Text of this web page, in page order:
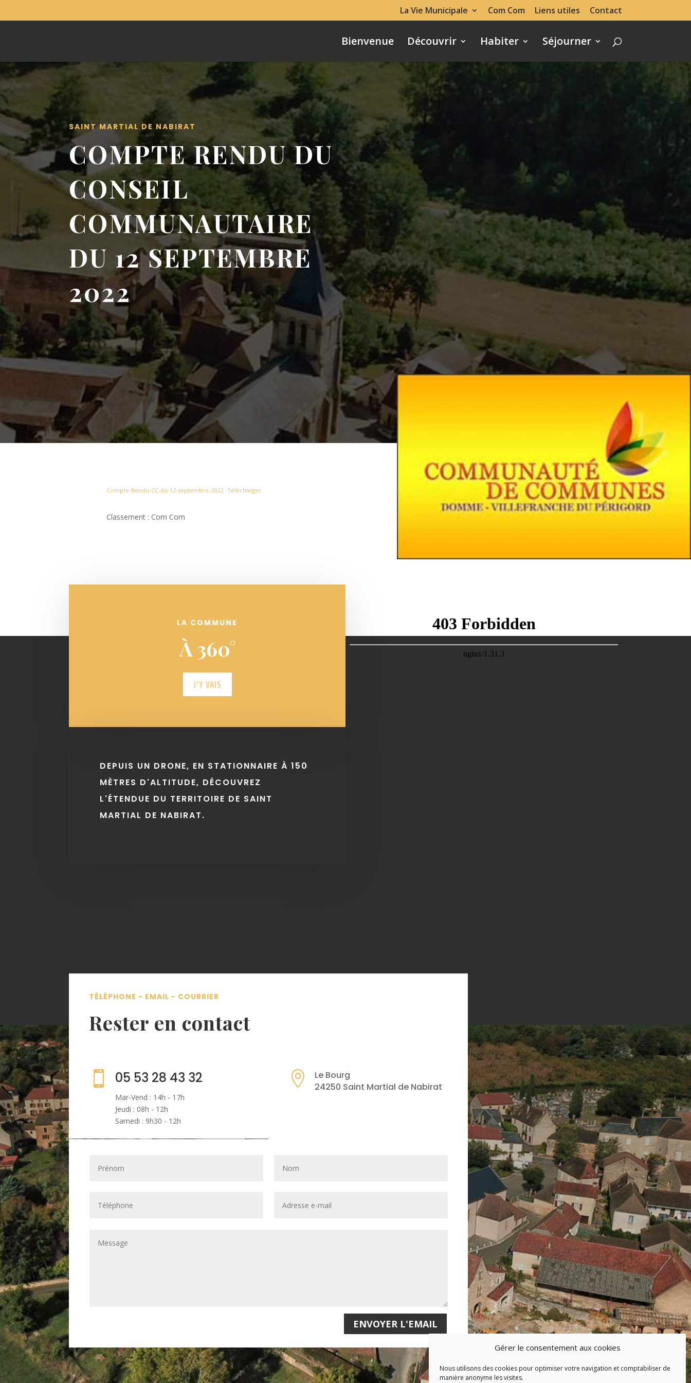
Gérer le consentement aux cookies
Nous utilisons des cookies pour optimiser votre navigation et comptabiliser de
manière anonyme les visites.
La Vie Municipale Com Com Liens utiles Contact
Bienvenue Découvrir Habiter Séjourner
SAINT MARTIAL DE NABIRAT
COMPTE RENDU DU
CONSEIL
COMMUNAUTAIRE
DU 12 SEPTEMBRE
2022
Compte-Rendu-CC-du-12-septembre-2022 Télécharger
Classement : Com Com
LA COMMUNE
À 360°
J'Y VAIS
DEPUIS UN DRONE, EN STATIONNAIRE À 150
MÈTRES D'ALTITUDE, DÉCOUVREZ
L'ÉTENDUE DU TERRITOIRE DE SAINT
MARTIAL DE NABIRAT.
TÉLÉPHONE - EMAIL - COURRIER
Rester en contact
 05 53 28 43 32
Mar-Vend : 14h - 17h
Jeudi : 08h - 12h
Samedi : 9h30 - 12h

Le Bourg
24250 Saint Martial de Nabirat
ENVOYER L'EMAIL